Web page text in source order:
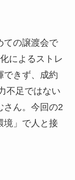
ての譲渡会で
によるストレ
できず、成約
不足ではない
さん。今回の2
境」で人と接